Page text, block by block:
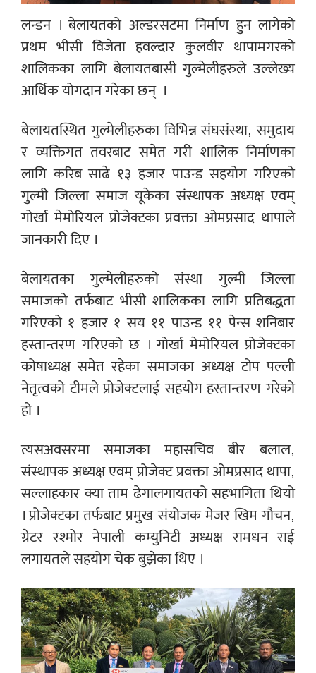
लन्डन । बेलायतको अल्डरसटमा निर्माण हुन लागेको
प्रथम भीसी विजेता हवल्दार कुलवीर थापामगरको
शालिकका लागि बेलायतबासी गुल्मेलीहरुले उल्लेख्य
आर्थिक योगदान गरेका छन् ।
बेलायतस्थित गुल्मेलीहरुका विभिन्न संघसंस्था, समुदाय
र व्यक्तिगत तवरबाट समेत गरी शालिक निर्माणका
लागि करिब साढे १३ हजार पाउन्ड सहयोग गरिएको
गुल्मी जिल्ला समाज यूकेका संस्थापक अध्यक्ष एवम्
गोर्खा मेमोरियल प्रोजेक्टका प्रवक्ता ओमप्रसाद थापाले
जानकारी दिए ।
बेलायतका गुल्मेलीहरुको संस्था गुल्मी जिल्ला
समाजको तर्फबाट भीसी शालिकका लागि प्रतिबद्धता
गरिएको १ हजार १ सय ११ पाउन्ड ११ पेन्स शनिबार
हस्तान्तरण गरिएको छ । गोर्खा मेमोरियल प्रोजेक्टका
कोषाध्यक्ष समेत रहेका समाजका अध्यक्ष टोप पल्ली
नेतृत्वको टीमले प्रोजेक्टलाई सहयोग हस्तान्तरण गरेको
हो ।
त्यसअवसरमा समाजका महासचिव बीर बलाल,
संस्थापक अध्यक्ष एवम् प्रोजेक्ट प्रवक्ता ओमप्रसाद थापा,
सल्लाहकार क्या ताम ढेगालगायतको सहभागिता थियो
। प्रोजेक्टका तर्फबाट प्रमुख संयोजक मेजर खिम गौचन,
ग्रेटर रश्मोर नेपाली कम्युनिटी अध्यक्ष रामधन राई
लगायतलेसहयोग चेक बुझेका थिए ।